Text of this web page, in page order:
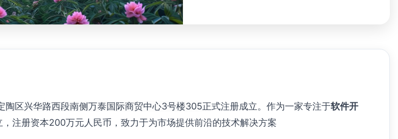
陶区兴华路西段南侧万泰国际商贸中心3号楼305正式注册成立。作为一家专注于软件开
注册资本200万元人民币，致力于为市场提供前沿的技术解决方案